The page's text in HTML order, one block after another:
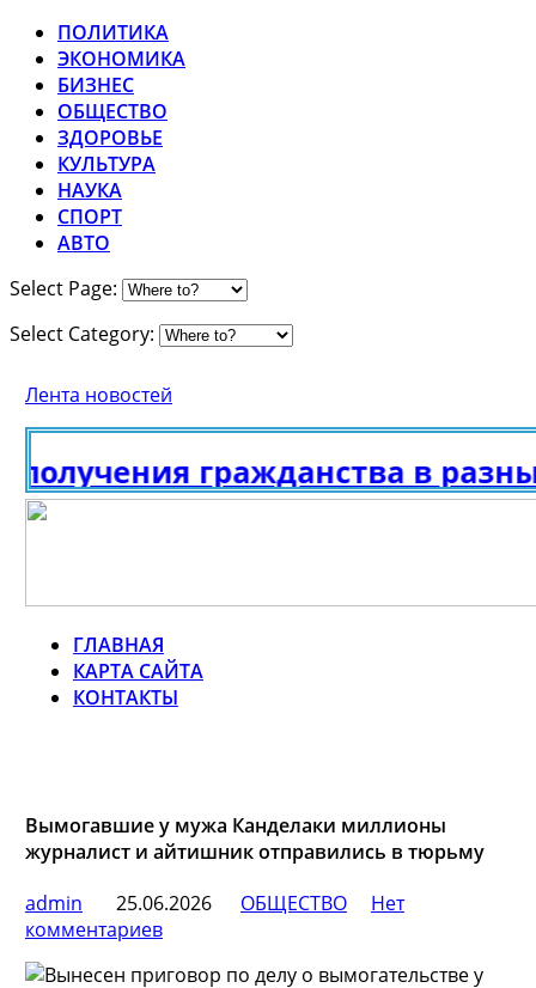
ПОЛИТИКА
ЭКОНОМИКА
БИЗНЕС
ОБЩЕСТВО
ЗДОРОВЬЕ
КУЛЬТУРА
НАУКА
СПОРТ
АВТО
Select Page:
Select Category:
Лента новостей
гражданства в
ГЛАВНАЯ
КАРТА САЙТА
КОНТАКТЫ
Вымогавшие у мужа Канделаки миллионы
журналист и айтишник отправились в тюрьму
admin
25.06.2026 ОБЩЕСТВО
Нет
комментариев